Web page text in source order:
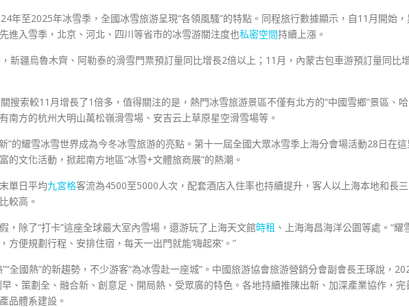
年至2025年冰雪季，全國冰雪旅游呈現“各領風騷”的特點。同程旅行數據顯示，自11月開始
進入雪季，北京、河北、四川等省市的冰雪游關注度也私密空間持續上漲。
新疆烏魯木齊、阿勒泰的滑雪門票預訂量同比增長2倍以上；11月，內蒙古包車游預訂量同比
搜索較11月增長了1倍多，值得關注的是，熱門冰雪旅游景區不僅有北方的“中國雪鄉”景區、哈
南方的杭州大明山萬松嶺滑雪場、安吉云上草原星空滑雪場等。
”的耀雪冰雪世界成為今冬冰雪旅游的亮點。第十一屆全國大眾冰雪季上海分會場活動28日在這
的文化活動，掀起南方地區“冰雪+文體旅商展”的熱潮。
單日平均九宮格客流為4500至5000人次，配套酒店入住率也持續提升，客人以上海本地和長三
較高。
，除了“打卡”這座全球最大室內雪場，還游玩了上海天文館時租 、上海海昌海洋公園等處。“耀
方便規劃行程、安排住宿，每天一出門就能‘嗨起來’。”
全國熱”的新趨勢，不少游客“為冰雪赴一座城”。中國旅游協會旅游營銷分會副會長王琢說，
、策劃全、融合新、創意足、開局熱、受眾廣的特色。各地持續推陳出新、加深產業協作，完
品體系建設。